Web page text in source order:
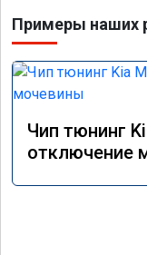
Примеры наших
Чип тюнинг
отключение